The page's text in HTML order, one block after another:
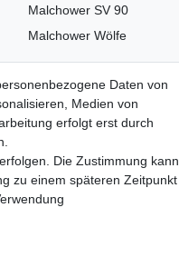
Malchower SV 90
Malchower Wölfe
Daten von
Medien von
erfolgt erst durch
Die Zustimmung kann
zu einem späteren Zeitpunkt